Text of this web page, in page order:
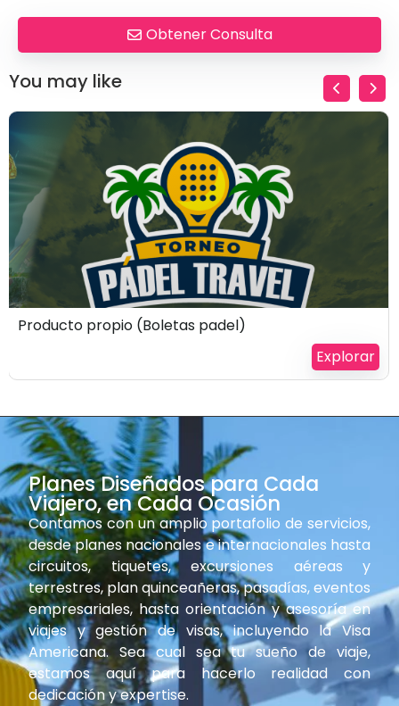
Obtener Consulta
You may like
$100
Venció !
Producto propio (Boletas padel)
Explorar
Planes Diseñados para Cada
Viajero, en Cada Ocasión
Contamos con un amplio portafolio de servicios,
desde planes nacionales e internacionales hasta
circuitos, tiquetes, excursiones aéreas y
terrestres, plan quinceañeras, pasadías, eventos
empresariales, hasta orientación y asesoría en
viajes y gestión de visas, incluyendo la Visa
Americana. Sea cual sea tu sueño de viaje,
estamos aquí para hacerlo realidad con
dedicación y expertise.